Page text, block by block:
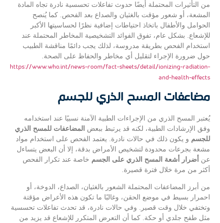
من التأثيرات المحتملة أيضًا حدوث تفاعلات تحسسية نادرة تجاه المادة
المشعة، أو شعور مؤقت بالغثيان والصداع بعد الفحص. كما يُنصح
الحوامل والأطفال باتخاذ احتياطات إضافية نظرًا لحساسيتها الأكبر
للإشعاع. بشكل عام، تفوق الفوائد التشخيصية المخاطر المحتملة عند
استخدام الفحص بطريقة مدروسة، لذلك يجب دائمًا مناقشة الطبيب
حول ضرورة الإجراء لتقليل أي مخاطر والحفاظ على الصحة.
https://www.who.int/news-room/fact-sheets/detail/ionizing-radiation-
and-health-effects
مضاعفات المسح الذري للجسم
يُعتبر المسح الذري من الإجراءات الطبية الآمنة نسبيًا عند استخدامه
وفق الإرشادات الطبية، لكنه قد يرتبط ببعض المضاعفات للمسح الذري
للجسم و يكون ذلك في حالات نادرة. يعتمد الفحص على استخدام مواد
مشعة بجرعات محدودة لتشخيص الأمراض بدقة، إلا أن البعض يتساءل
عن أضرار أشعة المسح الذري على الجسم خاصة عند تكرار الفحص
أكثر من مرة خلال فترة قصيرة.
من أبرز المضاعفات المحتملة الشعور بالغثيان، الصداع، الدوخة، أو
احمرار بسيط في موضع الحقن، وغالبًا ما تكون هذه الأعراض مؤقتة
وتختفي خلال وقت قصير. وفي حالات نادرة، قد تحدث تفاعلات تحسسية
مثل طفح جلدي أو حكة. كما أن التعرض المتكرر للإشعاع قد يزيد من